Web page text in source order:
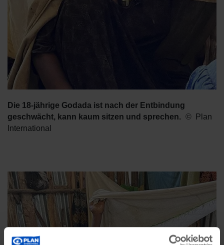
Die 18-jährige Godada ist nach der Entbindung
geschwächt, kann kaum sitzen und sprechen.
Plan
International